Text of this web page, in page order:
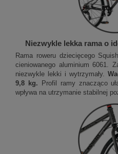
Niezwykle lekka rama o
Rama roweru dziecięcego
cieniowanego aluminium 6061.
niezwykle lekki i wytrzymały.
9,8 kg. Profil ramy znacząco
wpływa na utrzymanie stabilnej